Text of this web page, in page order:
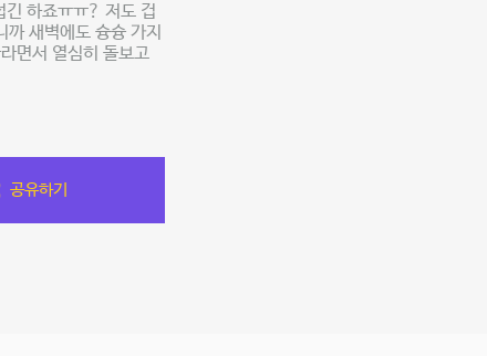
긴 하죠ㅠㅠ? 저도 겁
새벽에도 슝슝 가지
면서 열심히 돌보고
공유하기